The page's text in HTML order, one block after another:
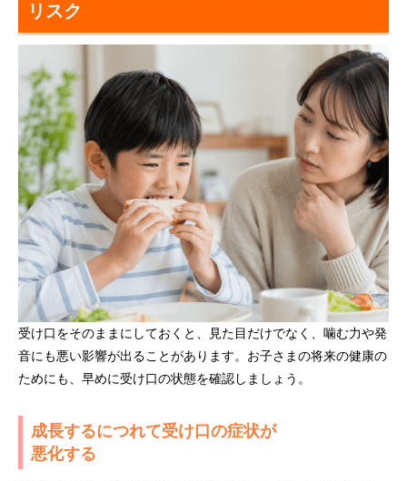
リスク
受け口をそのままにしておくと、見た目だけでなく、噛む力や発
音にも悪い影響が出ることがあります。お子さまの将来の健康の
ためにも、早めに受け口の状態を確認しましょう。
成長するにつれて受け口の症状が
悪化する